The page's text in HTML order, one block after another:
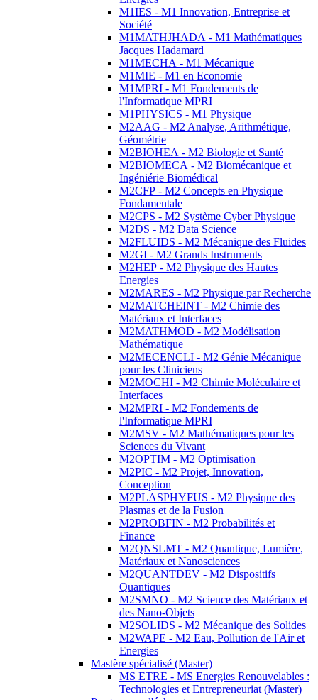
M1IES - M1 Innovation, Entreprise et
Société
M1MATHJHADA - M1 Mathématiques
Jacques Hadamard
M1MECHA - M1 Mécanique
M1MIE - M1 en Economie
M1MPRI - M1 Fondements de
l'Informatique MPRI
M1PHYSICS - M1 Physique
M2AAG - M2 Analyse, Arithmétique,
Géométrie
M2BIOHEA - M2 Biologie et Santé
M2BIOMECA - M2 Biomécanique et
Ingéniérie Biomédical
M2CFP - M2 Concepts en Physique
Fondamentale
M2CPS - M2 Système Cyber Physique
M2DS - M2 Data Science
M2FLUIDS - M2 Mécanique des Fluides
M2GI - M2 Grands Instruments
M2HEP - M2 Physique des Hautes
Energies
M2MARES - M2 Physique par Recherche
M2MATCHEINT - M2 Chimie des
Matériaux et Interfaces
M2MATHMOD - M2 Modélisation
Mathématique
M2MECENCLI - M2 Génie Mécanique
pour les Cliniciens
M2MOCHI - M2 Chimie Moléculaire et
Interfaces
M2MPRI - M2 Fondements de
l'Informatique MPRI
M2MSV - M2 Mathématiques pour les
Sciences du Vivant
M2OPTIM - M2 Optimisation
M2PIC - M2 Projet, Innovation,
Conception
M2PLASPHYFUS - M2 Physique des
Plasmas et de la Fusion
M2PROBFIN - M2 Probabilités et
Finance
M2QNSLMT - M2 Quantique, Lumière,
Matériaux et Nanosciences
M2QUANTDEV - M2 Dispositifs
Quantiques
M2SMNO - M2 Science des Matériaux et
des Nano-Objets
M2SOLIDS - M2 Mécanique des Solides
M2WAPE - M2 Eau, Pollution de l'Air et
Energies
Mastère spécialisé (Master)
MS ETRE - MS Energies Renouvelables :
Technologies et Entrepreneuriat (Master)